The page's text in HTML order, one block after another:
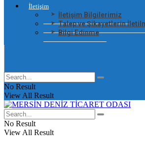
İletişim
İletişim Bilgilerimiz
Talep ve Şikayetlerin
Bilgi Edinme
No Result
View All Result
No Result
View All Result